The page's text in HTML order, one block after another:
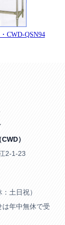
CWD-QSN94
）
2-1-23
土日祝）
年中無休で受